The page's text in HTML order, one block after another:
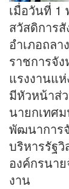
เมื่อวันที่
สวัสดิการ
อำเภอถล
ราชการจั
แรงงานแ
มีหัวหน้าส่
นายกเทศ
พัฒนาการ
บริหารรัฐ
องค์กรนา
งาน